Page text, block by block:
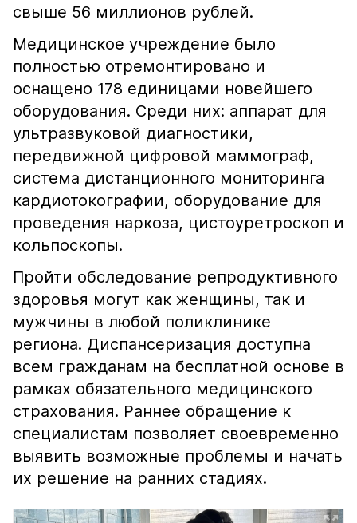
свыше 56 миллионов рублей.
Медицинское учреждение было
полностью отремонтировано и
оснащено 178 единицами новейшего
оборудования. Среди них: аппарат для
ультразвуковой диагностики,
передвижной цифровой маммограф,
система дистанционного мониторинга
кардиотокографии, оборудование для
проведения наркоза, цистоуретроскоп и
кольпоскопы.
Пройти обследование репродуктивного
здоровья могут как женщины, так и
мужчины в любой поликлинике
региона. Диспансеризация доступна
всем гражданам на бесплатной основе в
рамках обязательного медицинского
страхования. Раннее обращение к
специалистам позволяет своевременно
выявить возможные проблемы и начать
их решение на ранних стадиях.